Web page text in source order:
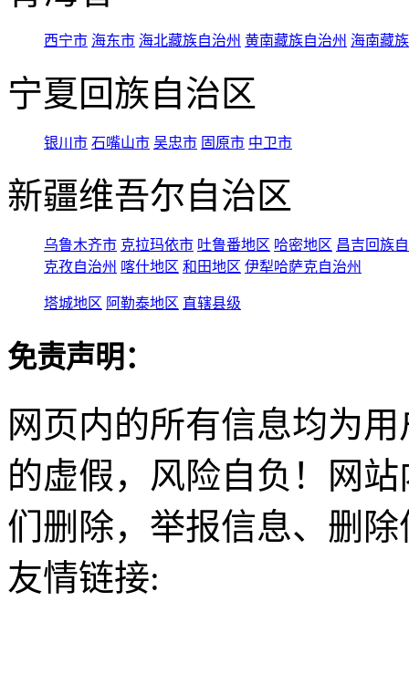
西宁市 海东市 海北藏族自治州 黄南藏族自治州 海南藏
宁夏回族自治区
银川市 石嘴山市 吴忠市 固原市 中卫市
新疆维吾尔自治区
乌鲁木齐市 克拉玛依市 吐鲁番地区 哈密地区 昌吉回族
克孜自治州 喀什地区 和田地区 伊犁哈萨克自治州
塔城地区 阿勒泰地区 直辖县级
免责声明：
网页内的所有信息均为
的虚假，风险自负！网
们删除，举报信息、删
友情链接: